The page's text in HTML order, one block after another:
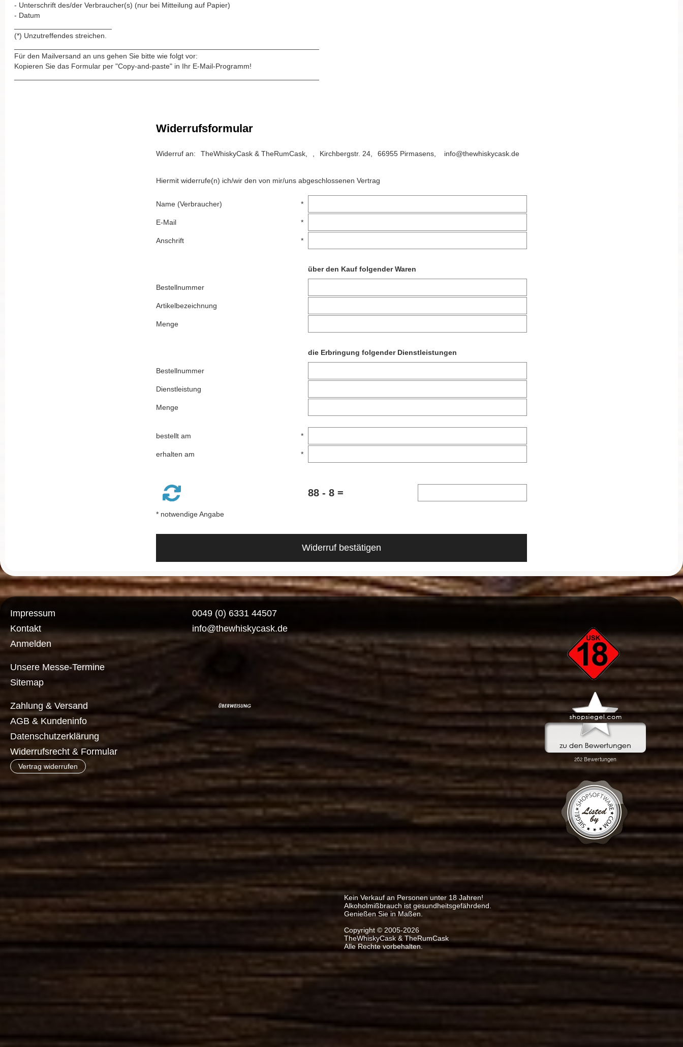
- Unterschrift des/der Verbraucher(s) (nur bei Mitteilung auf Papier)
- Datum
(*) Unzutreffendes streichen.
Für den Mailversand an uns gehen Sie bitte wie folgt vor:
Kopieren Sie das Formular per "Copy-and-paste" in Ihr E-Mail-Programm!
Widerrufsformular
Widerruf an: TheWhiskyCask & TheRumCask, Kirchbergstr. 24, 66955 Pirmasens, info@thewhiskycask.de
Hiermit widerrufe(n) ich/wir den von mir/uns abgeschlossenen Vertrag
Name (Verbraucher) *
E-Mail *
Anschrift *
über den Kauf folgender Waren
Bestellnummer
Artikelbezeichnung
Menge
die Erbringung folgender Dienstleistungen
Bestellnummer
Dienstleistung
Menge
bestellt am *
erhalten am *
88 - 8 =
* notwendige Angabe
Widerruf bestätigen
Impressum
Kontakt
Anmelden
Unsere Messe-Termine
Sitemap
Zahlung & Versand
AGB & Kundeninfo
Datenschutzerklärung
Widerrufsrecht & Formular
Vertrag widerrufen
0049 (0) 6331 44507
info@thewhiskycask.de
Kein Verkauf an Personen unter 18 Jahren!
Alkoholmißbrauch ist gesundheitsgefährdend.
Genießen Sie in Maßen.
Copyright © 2005-2026
TheWhiskyCask & TheRumCask
Alle Rechte vorbehalten.